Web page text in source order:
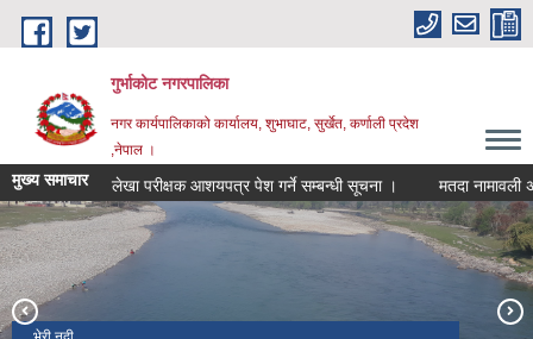
Skip to main content
गुर्भाकोट नगरपालिका
नगर कार्यपालिकाको कार्यालय, शुभाघाट, सुर्खेत, कर्णाली प्रदेश
,नेपाल ।
मुख्य समाचारलेखा परीक्षक आशयपत्र पेश गर्ने सम्बन्धी सूचना । मतदा नामावली